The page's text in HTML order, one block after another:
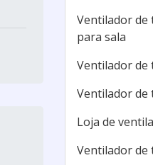
Ventilador de
para sala
Ventilador de
Ventilador de
Loja de
Ventilador de